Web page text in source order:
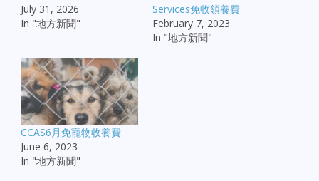
July 31, 2026
In "地方新聞"
Services免收領養費
February 7, 2023
In "地方新聞"
CCAS6月免寵物收養費
June 6, 2023
In "地方新聞"